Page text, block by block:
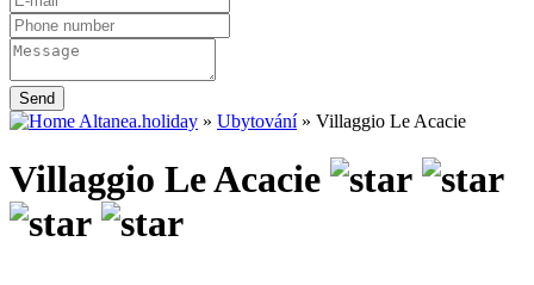
Send
Altanea.holiday » Ubytování» Villaggio Le Acacie
Villaggio Le Acacie